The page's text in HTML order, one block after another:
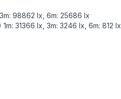
98862 lx, 6m: 25686 lx
31366 lx, 3m: 3246 lx, 6m: 812 lx